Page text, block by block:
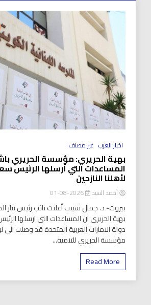
اخبار العرب غير مصنف
بهية الحريري: مؤسسة الحريري
المساعدات التي أرسلها الرئيس
لأهلنا النازحين
أحمد السيد 2026-08-01
بيروت- د. جمال شبيب أعلنت نائب رئيس تيار
بهية الحريري ان المساعدات التي ارسلها
دولة الامارات العربية المتحدة قد وصلت الى
مؤسسة الحريري للتنمية...
Read More